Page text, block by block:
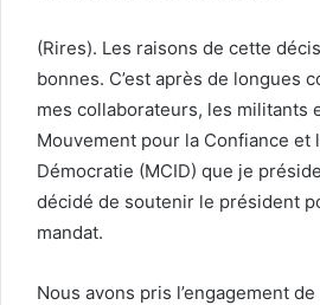
(Rires). Les raisons de cette
bonnes. C’est après de longues
mes collaborateurs, les militants
Mouvement pour la Confiance et
Démocratie (MCID) que je
décidé de soutenir le président
mandat.
Nous avons pris l’engagement